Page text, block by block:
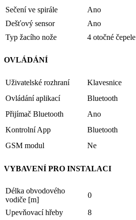
Sečení ve spirále
Ano
Dešťový sensor
Ano
Typ žacího nože
4 otočné čepele
OVLÁDÁNÍ
Uživatelské rozhraní
Klavesnice
Ovládání aplikací
Bluetooth
Přijímač Bluetooth
Ano
Kontrolní App
Bluetooth
GSM modul
Ne
VYBAVENÍ PRO INSTALACI
Délka obvodového
vodiče [m]
0
Upevňovací hřeby
8